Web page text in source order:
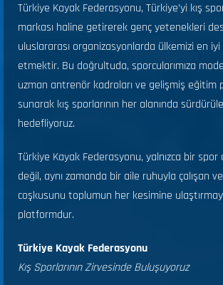
Türkiye Kayak Federasyonu, Türkiye’yi kış
markası haline getirerek genç yetenekleri
uluslararası organizasyonlarda ülkemizi en
etmektir. Bu doğrultuda, sporcularımıza
uzman antrenör kadroları ve gelişmiş eğitim
sunarak kış sporlarının her alanında
hedefliyoruz.
Türkiye Kayak Federasyonu, yalnızca bir
değil, aynı zamanda bir aile ruhuyla çalışan ve
coşkusunu toplumun her kesimine
platformdur.
Türkiye Kayak Federasyonu
Kış Sporlarının Zirvesinde Buluşuyoruz